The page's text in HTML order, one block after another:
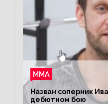
ММА
Назван соперник
дебютном бою